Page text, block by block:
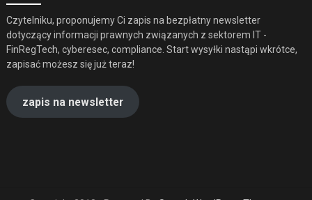
Czytelniku, proponujemy Ci zapis na bezpłatny newsletter
dotyczący informacji prawnych związanych z sektorem IT -
FinRegTech, cyberesec, compliance. Start wysyłki nastąpi wkrótce,
zapisać możesz się już teraz!
zapis na newsletter